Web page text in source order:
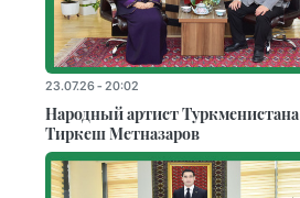
23.07.26 - 20:02
Народный артист Туркменистана
Тиркеш Мeтназаров